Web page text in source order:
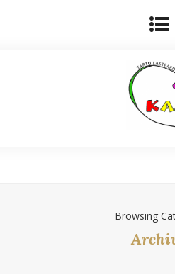
Browsing